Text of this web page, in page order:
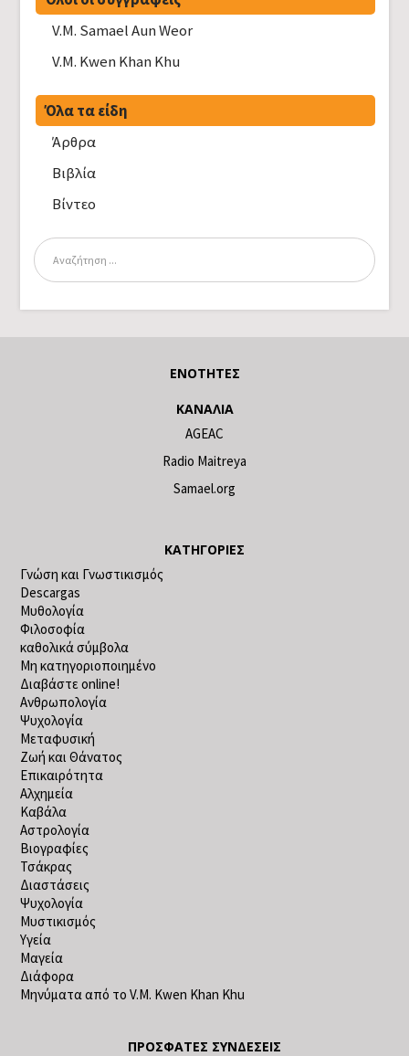
V.M. Samael Aun Weor
V.M. Kwen Khan Khu
Όλα τα είδη
Άρθρα
Βιβλία
Βίντεο
ΕΝΌΤΗΤΕΣ
ΚΑΝΆΛΙΑ
AGEAC
Radio Maitreya
Samael.org
ΚΑΤΗΓΟΡΊΕΣ
Γνώση και Γνωστικισμός
Descargas
Μυθολογία
Φιλοσοφία
καθολικά σύμβολα
Μη κατηγοριοποιημένο
Διαβάστε online!
Ανθρωπολογία
Ψυχολογία
Μεταφυσική
Ζωή και Θάνατος
Επικαιρότητα
Αλχημεία
Καβάλα
Αστρολογία
Βιογραφίες
Τσάκρας
Διαστάσεις
Ψυχολογία
Μυστικισμός
Υγεία
Μαγεία
Διάφορα
Μηνύματα από το V.M. Kwen Khan Khu
ΠΡΌΣΦΑΤΕΣ ΣΥΝΔΈΣΕΙΣ